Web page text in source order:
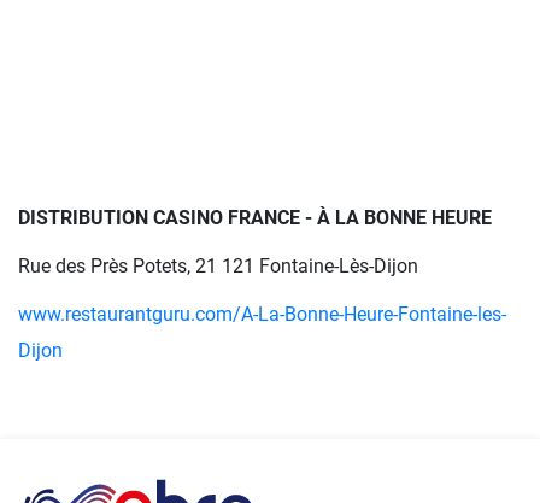
DISTRIBUTION CASINO FRANCE - À LA BONNE HEURE
Rue des Près Potets, 21 121 Fontaine-Lès-Dijon
www.restaurantguru.com/A-La-Bonne-Heure-Fontaine-les-
Dijon